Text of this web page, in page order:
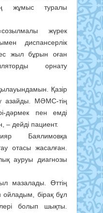
жұмыс туралы
жүрек
диспансерлік
жыл бұрын оған
орнату
Қазір
азайды. МӘМС-тің
дәрмек пен емді
дейді пациент.
Баялимовқа
отасы жасалған.
ауруы диагнозы
мазалады. Өттің
бірақ бұл
болып шықты.